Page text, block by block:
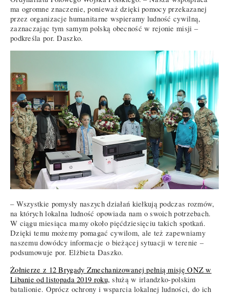
ma ogromne znaczenie, ponieważ dzięki pomocy przekazanej
przez organizacje humanitarne wspieramy ludność cywilną,
zaznaczając tym samym polską obecność w rejonie misji –
podkreśla por. Daszko.
– Wszystkie pomysły naszych działań kiełkują podczas rozmów,
na których lokalna ludność opowiada nam o swoich potrzebach.
W ciągu miesiąca mamy około pięćdziesięciu takich spotkań.
Dzięki temu możemy pomagać cywilom, ale też zapewniamy
naszemu dowódcy informacje o bieżącej sytuacji w terenie –
podsumowuje por. Elżbieta Daszko.
Żołnierze z 12 Brygady Zmechanizowanej pełnią misję ONZ w
Libanie od listopada 2019 roku, służą w irlandzko-polskim
batalionie. Oprócz ochrony i wsparcia lokalnej ludności, do ich